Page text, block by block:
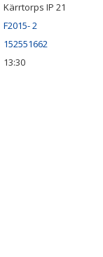
Kärrtorps IP 21
F2015- 2
152551662
13:30